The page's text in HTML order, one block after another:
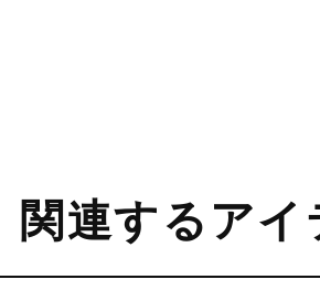
関連するアイ